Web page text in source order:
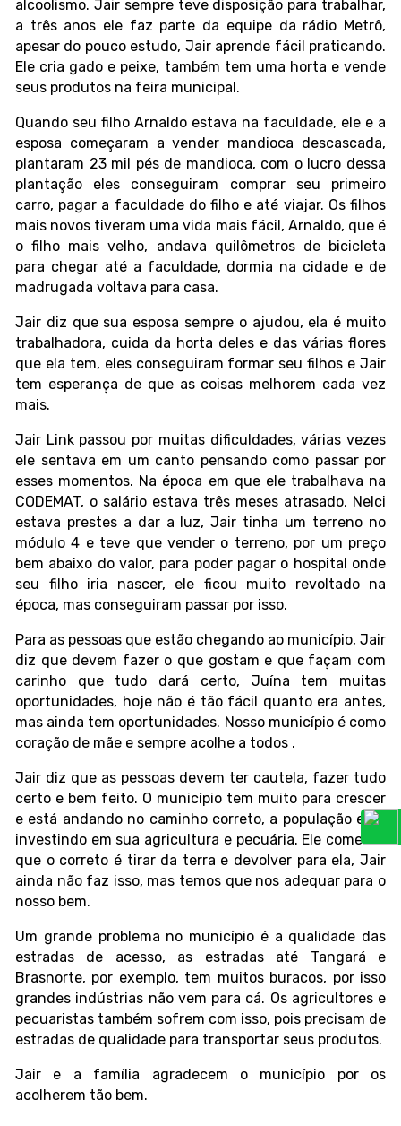
alcoolismo. Jair sempre teve disposição para trabalhar,
a três anos ele faz parte da equipe da rádio Metrô,
apesar do pouco estudo, Jair aprende fácil praticando.
Ele cria gado e peixe, também tem uma horta e vende
seus produtos na feira municipal.
Quando seu filho Arnaldo estava na faculdade, ele e a
esposa começaram a vender mandioca descascada,
plantaram 23 mil pés de mandioca, com o lucro dessa
plantação eles conseguiram comprar seu primeiro
carro, pagar a faculdade do filho e até viajar. Os filhos
mais novos tiveram uma vida mais fácil, Arnaldo, que é
o filho mais velho, andava quilômetros de bicicleta
para chegar até a faculdade, dormia na cidade e de
madrugada voltava para casa.
Jair diz que sua esposa sempre o ajudou, ela é muito
trabalhadora, cuida da horta deles e das várias flores
que ela tem, eles conseguiram formar seu filhos e Jair
tem esperança de que as coisas melhorem cada vez
mais.
Jair Link passou por muitas dificuldades, várias vezes
ele sentava em um canto pensando como passar por
esses momentos. Na época em que ele trabalhava na
CODEMAT, o salário estava três meses atrasado, Nelci
estava prestes a dar a luz, Jair tinha um terreno no
módulo 4 e teve que vender o terreno, por um preço
bem abaixo do valor, para poder pagar o hospital onde
seu filho iria nascer, ele ficou muito revoltado na
época, mas conseguiram passar por isso.
Para as pessoas que estão chegando ao município, Jair
diz que devem fazer o que gostam e que façam com
carinho que tudo dará certo, Juína tem muitas
oportunidades, hoje não é tão fácil quanto era antes,
mas ainda tem oportunidades. Nosso município é como
coração de mãe e sempre acolhe a todos .
Jair diz que as pessoas devem ter cautela, fazer tudo
certo e bem feito. O município tem muito para crescer
e está andando no caminho correto, a população está
investindo em sua agricultura e pecuária. Ele comenta
que o correto é tirar da terra e devolver para ela, Jair
ainda não faz isso, mas temos que nos adequar para o
nosso bem.
Um grande problema no município é a qualidade das
estradas de acesso, as estradas até Tangará e
Brasnorte, por exemplo, tem muitos buracos, por isso
grandes indústrias não vem para cá. Os agricultores e
pecuaristas também sofrem com isso, pois precisam de
estradas de qualidade para transportar seus produtos.
Jair e a família agradecem o município por os
acolherem tão bem.